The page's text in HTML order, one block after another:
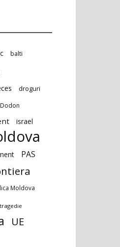
balti
droguri
israel
PAS
Moldova
tragedie
UE